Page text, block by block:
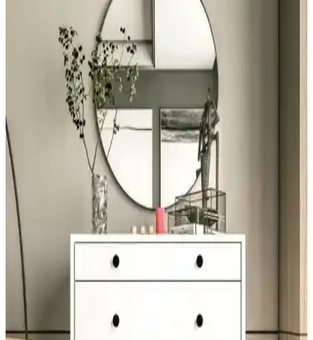
Kapitone Pike Takımı ile Yatak Odasında Şıklık ve
Konforun Birleşimi
Kapitone pike takımları, şık tasarımı ve fonksiyonelliğiyle yatak
odalarınıza estetik ve konfor katar. Renk ve desen seçenekleriyle her
tarzı tamamlar, uzun ömürlü kullanım sağlar.
Özdilek Tek Kişilik Nevresim Takımları: Konfor ve
Şıklık Sunan Seçenekler
Özdilek'in çeşitli tasarımlarıyla, konfor ve şıklığı bir arada sunan tek
kişilik nevresim takımları, kaliteli kumaşlar ve uygun fiyat
seçenekleriyle odanızı yenilemenize yardımcı olur.
Bella Maison Lauren ve Madame Coco Odette Çift
Kişilik Nevresim Takımı Karşılaştırması
İki popüler çift kişilik nevresim seti olan Bella Maison Lauren ve
Madame Coco Odette'nin özellikleri, kullanıcı yorumları ve
karşılaştırmasıyla yatak odası dekorasyonunuza uygun seçeneği
bulun.
Maria Claire Ceneva Keten Tek Kişilik Nevresim
Takımı Kırıkbeyaz Renkli Şıklık ve Konfor Sunar